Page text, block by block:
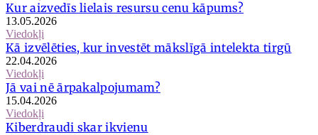
Kur aizvedīs lielais resursu cenu kāpums?
13.05.2026
Viedokļi
Kā izvēlēties, kur investēt mākslīgā intelekta tirgū
22.04.2026
Viedokļi
Jā vai nē ārpakalpojumam?
15.04.2026
Viedokļi
Kiberdraudi skar ikvienu